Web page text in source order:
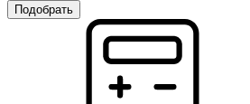
Подобрать